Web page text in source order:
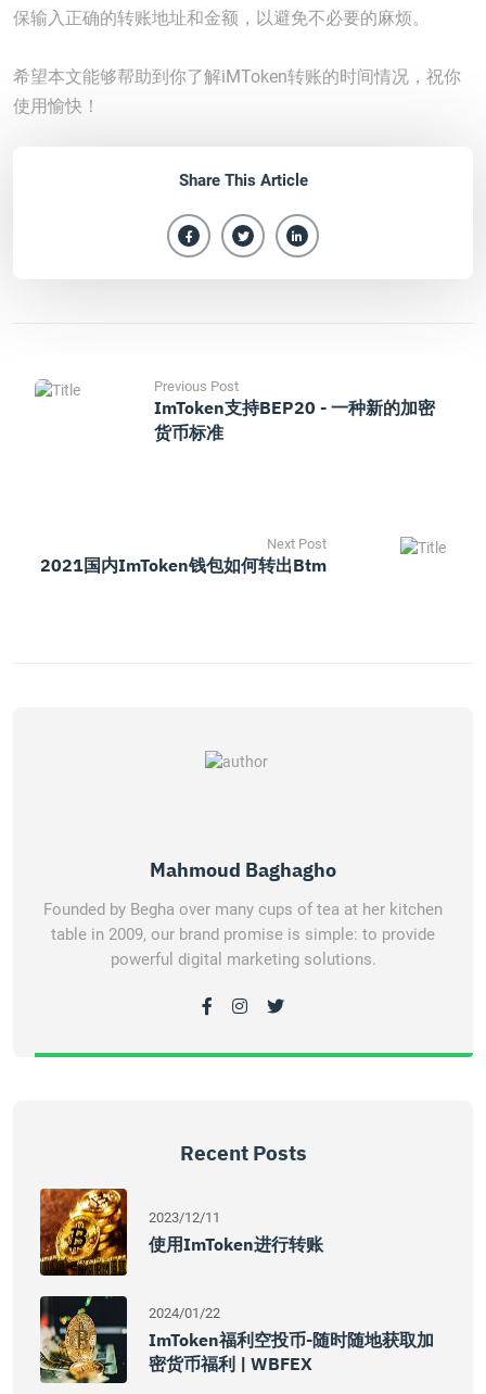
保输入正确的转账地址和金额，以避免不必要的麻烦。
希望本文能够帮助到你了解iMToken转账的时间情况，祝你
使用愉快！
Share This Article
Previous Post
ImToken支持BEP20 - 一种新的加密
货币标准
Next Post
2021国内imToken钱包如何转出Btm
Mahmoud Baghagho
Founded by Begha over many cups of tea at her kitchen
table in 2009, our brand promise is simple: to provide
powerful digital marketing solutions.
Recent Posts
2023/12/11
使用imToken进行转账
2024/01/22
ImToken福利空投币-随时随地获取加
密货币福利 | WBFEX